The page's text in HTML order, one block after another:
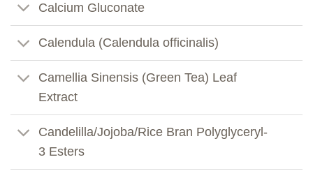
Calcium Gluconate
Calendula (Calendula officinalis)
Camellia Sinensis (Green Tea) Leaf
Extract
Candelilla/Jojoba/Rice Bran Polyglyceryl-
3 Esters